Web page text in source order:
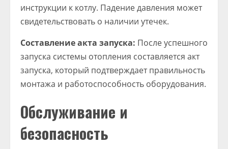
инструкции к котлу. Падение давления может
свидетельствовать о наличии утечек.
Составление акта запуска: После успешного
запуска системы отопления составляется акт
запуска, который подтверждает правильность
монтажа и работоспособность оборудования.
Обслуживание и
безопасность